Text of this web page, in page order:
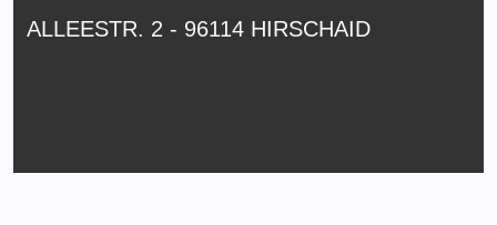
ALLEESTR. 2 - 96114 HIRSCHAID